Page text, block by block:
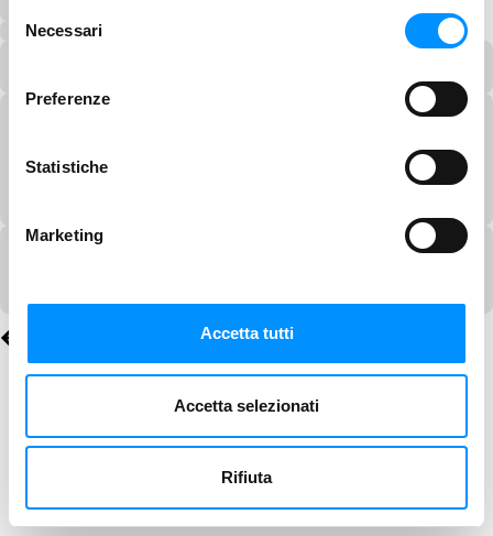
delNecessari
Preferenze
Statistiche
Marketing
Accetta tutti
Accetta selezionati
Rifiuta